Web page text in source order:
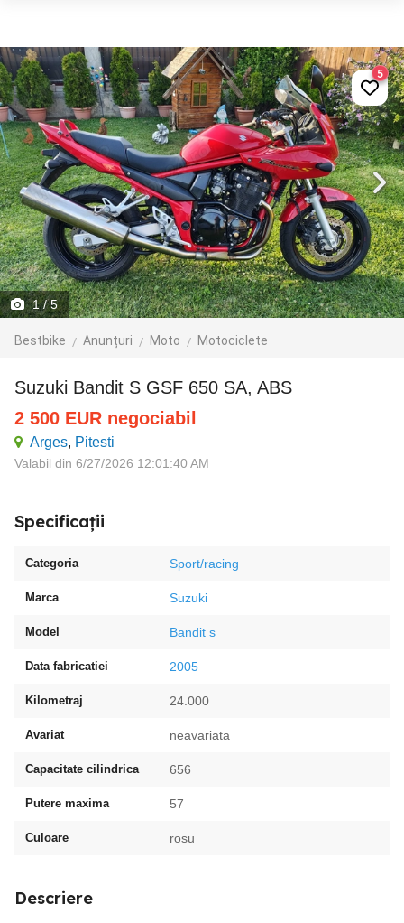
1/ 5
Bestbike Anunțuri Moto Motociclete
5
Suzuki Bandit S GSF 650 SA, ABS
2 500 EUR negociabil
Arges, Pitesti
Valabil din 6/27/2026 12:01:40 AM
Specificații
Categoria Sport/racing
Marca Suzuki
Model Bandit s
Data fabricatiei 2005
Kilometraj 24.000
Avariat neavariata
Capacitate cilindrica 656
Putere maxima 57
Culoare rosu
Descriere